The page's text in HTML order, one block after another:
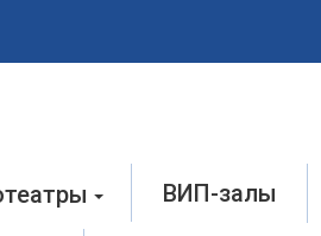
ВИП-залы